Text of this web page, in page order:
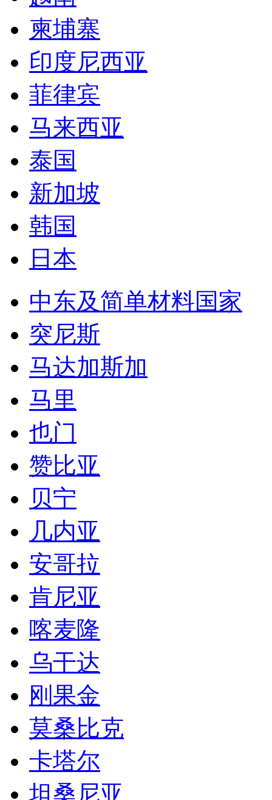
柬埔寨
印度尼西亚
菲律宾
马来西亚
泰国
新加坡
韩国
日本
中东及简单材料国家
突尼斯
马达加斯加
马里
也门
赞比亚
贝宁
几内亚
安哥拉
肯尼亚
喀麦隆
乌干达
刚果金
莫桑比克
卡塔尔
坦桑尼亚